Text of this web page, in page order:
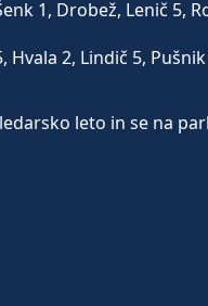
1, Drobež, Lenič 5,
Hvala 2, Lindič 5,
leto in se na